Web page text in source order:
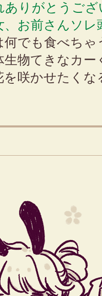
ありがとうござ
、お前さんソ
でも食べちゃ
生物てきなカ
を咲かせたくな